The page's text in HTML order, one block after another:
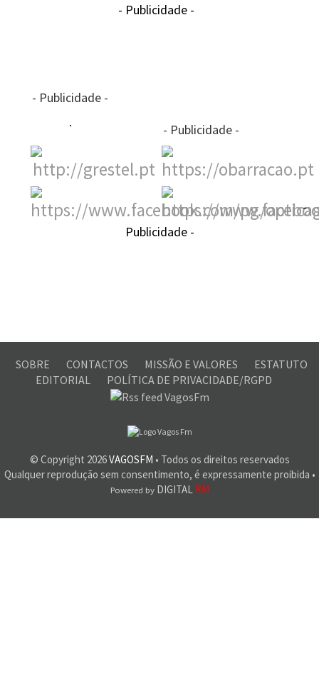
- Publicidade -
- Publicidade -
- Publicidade -
-
Publicidade -
SOBRE CONTACTOS MISSÃO E VALORES
ESTATUTO
EDITORIAL
POLÍTICA DE PRIVACIDADE/RGPD
© Copyright 2026VAGOSFM • Todos os direitos reservados
Qualquer reprodução sem consentimento, é expressamente proibida •
Powered byDIGITAL RM